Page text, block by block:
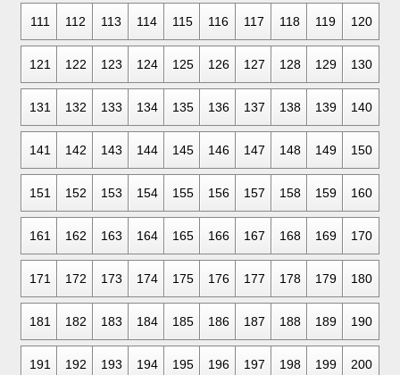
111 112 113 114 115 116 117 118 119 120
121 122 123 124 125 126 127 128 129 130
131 132 133 134 135 136 137 138 139 140
141 142 143 144 145 146 147 148 149 150
151 152 153 154 155 156 157 158 159 160
161 162 163 164 165 166 167 168 169 170
171 172 173 174 175 176 177 178 179 180
181 182 183 184 185 186 187 188 189 190
191 192 193 194 195 196 197 198 199 200